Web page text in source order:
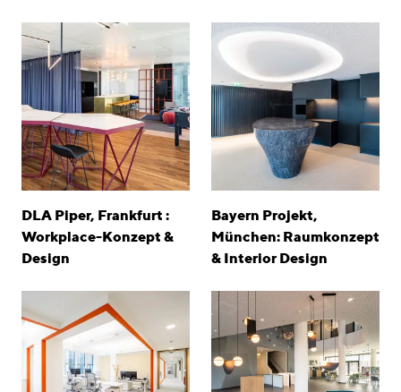
DLA Piper, Frankfurt :
Workplace-Konzept &
Design
Bayern Projekt,
München: Raumkonzept
& Interior Design